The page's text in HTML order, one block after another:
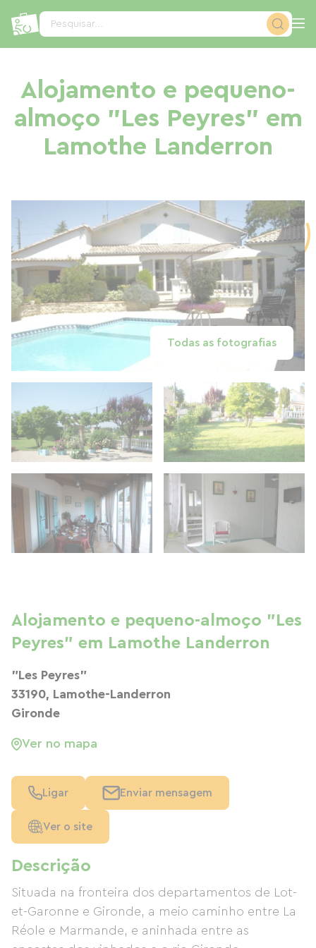
Pesquisar...
Alojamento e pequeno-
almoço "Les Peyres" em
Lamothe Landerron
Todas as fotografias
Descrição
Situada na fronteira dos departamentos de Lot-
et-Garonne e Gironde, a meio caminho entre La
Réole e Marmande, e aninhada entre as
Alojamento e pequeno-almoço "Les
Peyres" em Lamothe Landerron
"Les Peyres"
33190, Lamothe-Landerron
Gironde
Ver no mapa
Ligar Enviar mensagem
Ver o site
Painel de Gerenciamento de Cookies